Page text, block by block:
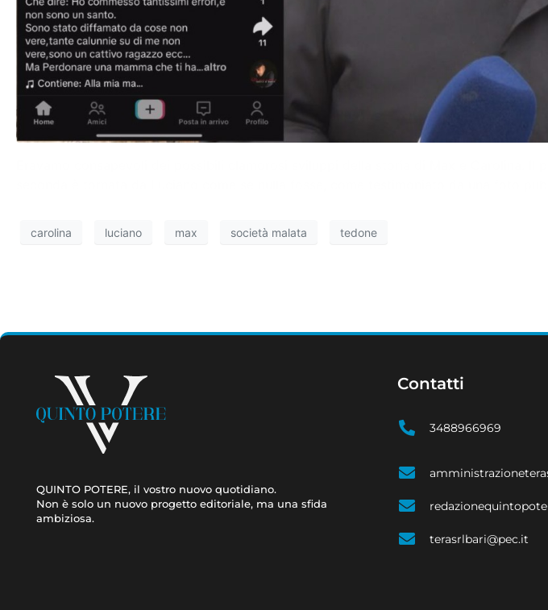
carolina luciano max società malata tedone
QUINTO POTERE, il vostro nuovo quotidiano.
Non è solo un nuovo progetto editoriale, ma una sfida
ambiziosa.
Contatti
3488966969
terasrlbari@pec.it